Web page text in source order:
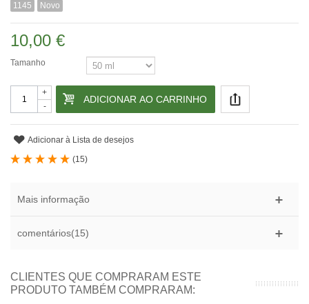
1145 Novo
10,00 €
Tamanho
-
+
ADICIONAR AO CARRINHO
Adicionar à Lista de desejos
(15)
Mais informação
comentários(15)
CLIENTES QUE COMPRARAM ESTE
PRODUTO TAMBÉM COMPRARAM: